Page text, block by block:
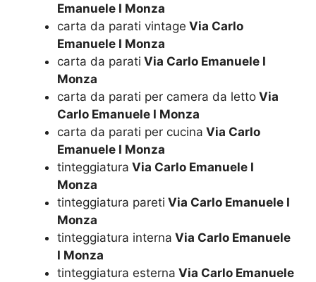
Emanuele I Monza
carta da parati vintage Via Carlo
Emanuele I Monza
carta da parati Via Carlo Emanuele I
Monza
carta da parati per camera da letto Via
Carlo Emanuele I Monza
carta da parati per cucina Via Carlo
Emanuele I Monza
tinteggiatura Via Carlo Emanuele I
Monza
tinteggiatura pareti Via Carlo Emanuele I
Monza
tinteggiatura interna Via Carlo Emanuele
I Monza
tinteggiatura esterna Via Carlo Emanuele